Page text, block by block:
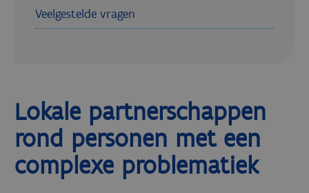
Veelgestelde vragen
Lokale partnerschappen
rond personen met een
complexe problematiek